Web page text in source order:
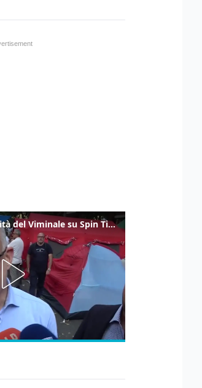
Gualtieri: "Responsabilità del Viminale su Spin Time? La posizione dei partiti è nota"